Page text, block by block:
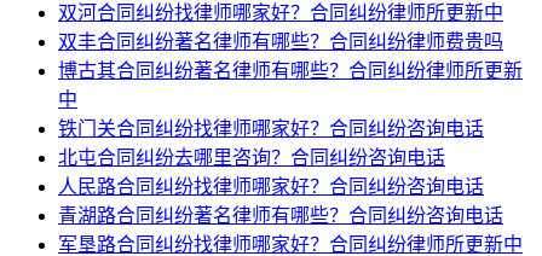
双河合同纠纷找律师哪家好？合同纠纷律师所更新中
双丰合同纠纷著名律师有哪些？合同纠纷律师费贵吗
博古其合同纠纷著名律师有哪些？合同纠纷律师所更新
中
铁门关合同纠纷找律师哪家好？合同纠纷咨询电话
北屯合同纠纷去哪里咨询？合同纠纷咨询电话
人民路合同纠纷找律师哪家好？合同纠纷咨询电话
青湖路合同纠纷著名律师有哪些？合同纠纷咨询电话
军垦路合同纠纷找律师哪家好？合同纠纷律师所更新中